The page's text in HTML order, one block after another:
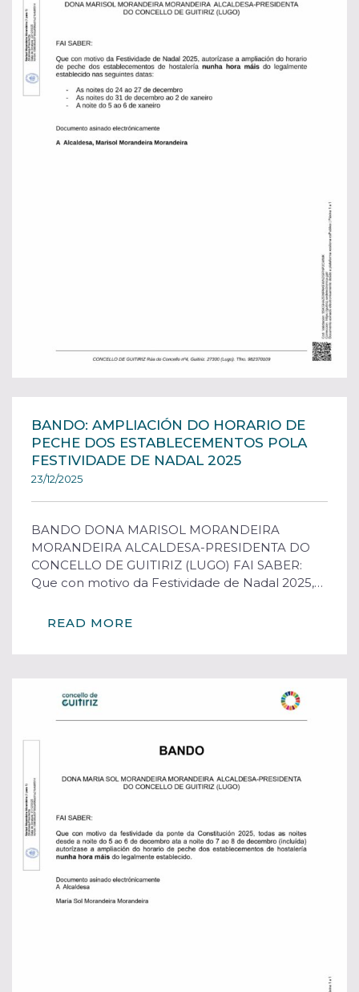
BANDO: AMPLIACIÓN DO HORARIO DE
PECHE DOS ESTABLECEMENTOS POLA
FESTIVIDADE DE NADAL 2025
23/12/2025
BANDO DONA MARISOL MORANDEIRA
MORANDEIRA ALCALDESA-PRESIDENTA DO
CONCELLO DE GUITIRIZ (LUGO) FAI SABER:
Que con motivo da Festividade de Nadal 2025,…
READ MORE